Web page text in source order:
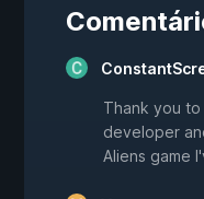
Thank you to
developer
Aliens game